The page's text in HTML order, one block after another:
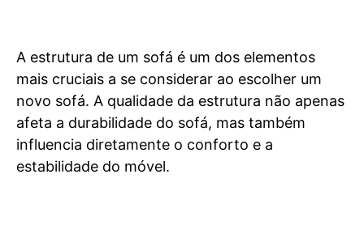
A estrutura de um sofá é um dos elementos
mais cruciais a se considerar ao escolher um
novo sofá. A qualidade da estrutura não apenas
afeta a durabilidade do sofá, mas também
influencia diretamente o conforto e a
estabilidade do móvel.